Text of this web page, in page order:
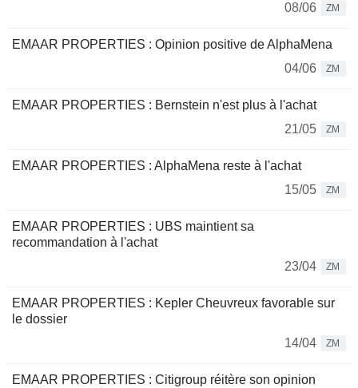
08/06
ZM
EMAAR PROPERTIES : Opinion positive de AlphaMena
04/06
ZM
EMAAR PROPERTIES : Bernstein n'est plus à l'achat
21/05
ZM
EMAAR PROPERTIES : AlphaMena reste à l'achat
15/05
ZM
EMAAR PROPERTIES : UBS maintient sa
recommandation à l'achat
23/04
ZM
EMAAR PROPERTIES : Kepler Cheuvreux favorable sur
le dossier
14/04
ZM
EMAAR PROPERTIES : Citigroup réitère son opinion